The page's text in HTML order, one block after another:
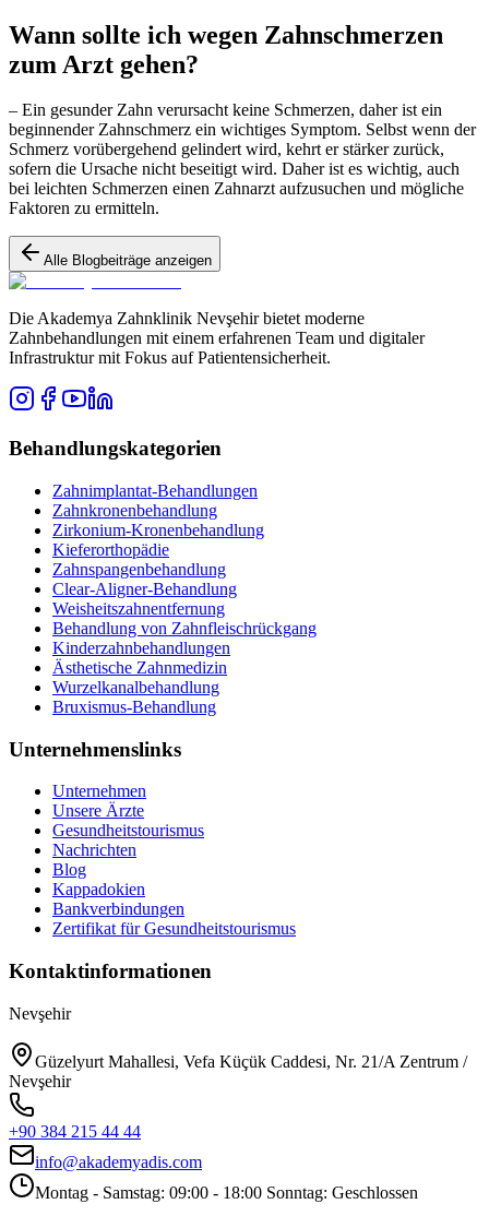
Wann sollte ich wegen Zahnschmerzen
zum Arzt gehen?
– Ein gesunder Zahn verursacht keine Schmerzen, daher ist ein
beginnender Zahnschmerz ein wichtiges Symptom. Selbst wenn der
Schmerz vorübergehend gelindert wird, kehrt er stärker zurück,
sofern die Ursache nicht beseitigt wird. Daher ist es wichtig, auch
bei leichten Schmerzen einen Zahnarzt aufzusuchen und mögliche
Faktoren zu ermitteln.
Alle Blogbeiträge anzeigen
Die Akademya Zahnklinik Nevşehir bietet moderne
Zahnbehandlungen mit einem erfahrenen Team und digitaler
Infrastruktur mit Fokus auf Patientensicherheit.
Behandlungskategorien
Zahnimplantat-Behandlungen
Zahnkronenbehandlung
Zirkonium-Kronenbehandlung
Kieferorthopädie
Zahnspangenbehandlung
Clear-Aligner-Behandlung
Weisheitszahnentfernung
Behandlung von Zahnfleischrückgang
Kinderzahnbehandlungen
Ästhetische Zahnmedizin
Wurzelkanalbehandlung
Bruxismus-Behandlung
Unternehmenslinks
Unternehmen
Unsere Ärzte
Gesundheitstourismus
Nachrichten
Blog
Kappadokien
Bankverbindungen
Zertifikat für Gesundheitstourismus
Kontaktinformationen
Nevşehir
Güzelyurt Mahallesi, Vefa Küçük Caddesi, Nr. 21/A Zentrum /
Nevşehir
+90 384 215 44 44
info@akademyadis.com
Montag - Samstag: 09:00 - 18:00 Sonntag: Geschlossen